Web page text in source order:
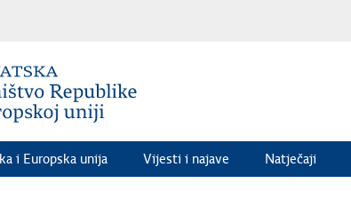
i Europska unija Vijesti i najave Natječaji